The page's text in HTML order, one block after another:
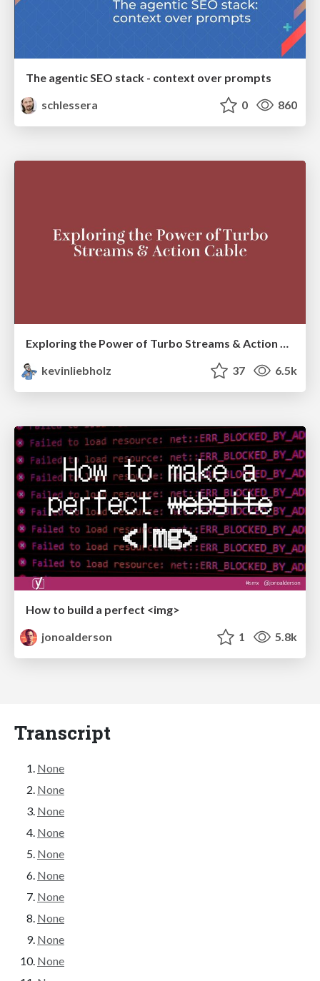
The agentic SEO stack - context over prompts
schlessera
0 860
Exploring the Power of Turbo Streams & Action Cable | RailsConf2023
kevinliebholz
37 6.5k
How to build a perfect <img>
jonoalderson
1 5.8k
Transcript
None
None
None
None
None
None
None
None
None
None